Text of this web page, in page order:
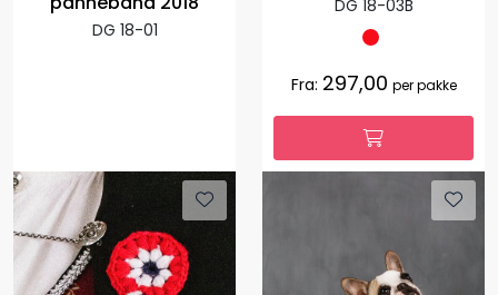
DG 18-01
DG 18-03B
Fra: 297,00 per pakke